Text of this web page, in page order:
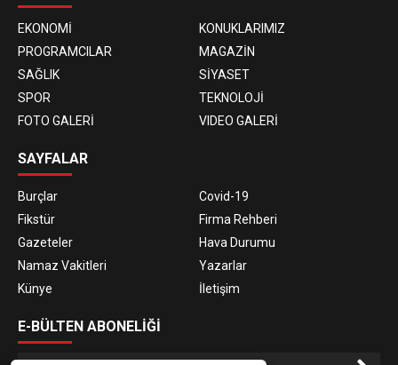
EKONOMİ
KONUKLARIMIZ
PROGRAMCILAR
MAGAZİN
SAĞLIK
SİYASET
SPOR
TEKNOLOJİ
FOTO GALERİ
VIDEO GALERİ
SAYFALAR
Burçlar
Covid-19
Fikstür
Firma Rehberi
Gazeteler
Hava Durumu
Namaz Vakitleri
Yazarlar
Künye
İletişim
E-BÜLTEN ABONELİĞİ